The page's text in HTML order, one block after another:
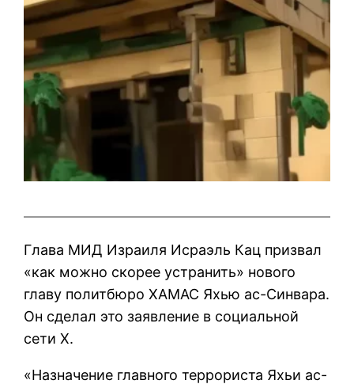
Глава МИД Израиля Исраэль Кац призвал
«как можно скорее устранить» нового
главу политбюро ХАМАС Яхью ас-Синвара.
Он сделал это заявление в социальной
сети X.
«Назначение главного террориста Яхьи ас-